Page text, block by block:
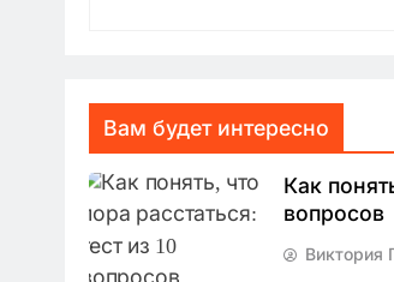
Вам будет интересно
Как
вопросов
Виктория